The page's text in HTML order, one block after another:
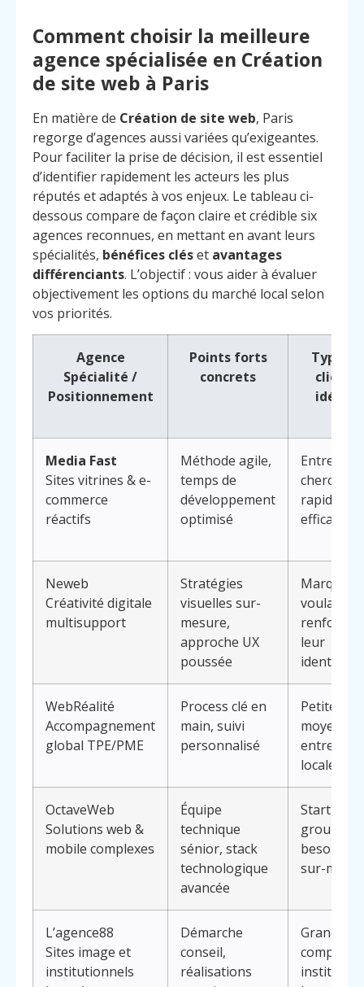
Comment choisir la meilleure
agence spécialisée en Création
de site web à Paris
En matière de Création de site web, Paris
regorge d’agences aussi variées qu’exigeantes.
Pour faciliter la prise de décision, il est essentiel
d’identifier rapidement les acteurs les plus
réputés et adaptés à vos enjeux. Le tableau ci-
dessous compare de façon claire et crédible six
agences reconnues, en mettant en avant leurs
spécialités, bénéfices cléset avantages
différenciants. L’objectif : vous aider à évaluer
objectivement les options du marché local selon
vos priorités.
Agence
Spécialité /
Positionnement
Points forts
concrets
Type de
clients
idéaux
Media Fast
Sites vitrines & e-
commerce
réactifs
Méthode agile,
temps de
développement
optimisé
cherchant
rapidité et
efficacité
Neweb
Créativité digitale
multisupport
Stratégies
visuelles sur-
mesure,
approche UX
poussée
Marques
voulant
renforcer
leur
identité
WebRéalité
Accompagnement
global TPE/PME
Process clé en
main, suivi
personnalisé
Petites et
moyennes
locales
OctaveWeb
Solutions web &
mobile complexes
Équipe
technique
sénior, stack
technologique
avancée
Startups
groupes à
besoins
sur-
L’agence88
Sites image et
institutionnels
Démarche
conseil,
réalisations
Grands
comptes,